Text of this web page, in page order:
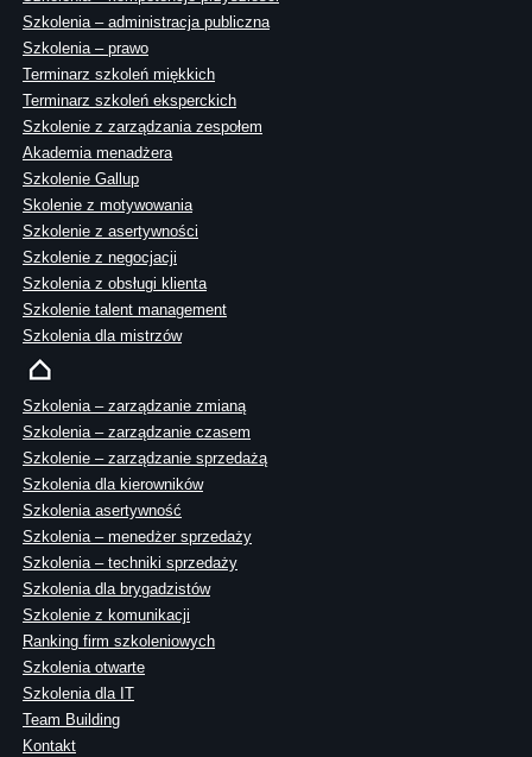
Szkolenia – administracja publiczna
Szkolenia – prawo
Terminarz szkoleń miękkich
Terminarz szkoleń eksperckich
Szkolenie z zarządzania zespołem
Akademia menadżera
Szkolenie Gallup
Skolenie z motywowania
Szkolenie z asertywności
Szkolenie z negocjacji
Szkolenia z obsługi klienta
Szkolenie talent management
Szkolenia dla mistrzów
Szkolenia – zarządzanie zmianą
Szkolenia – zarządzanie czasem
Szkolenie – zarządzanie sprzedażą
Szkolenia dla kierowników
Szkolenia asertywność
Szkolenia – menedżer sprzedaży
Szkolenia – techniki sprzedaży
Szkolenia dla brygadzistów
Szkolenie z komunikacji
Ranking firm szkoleniowych
Szkolenia otwarte
Szkolenia dla IT
Team Building
Kontakt